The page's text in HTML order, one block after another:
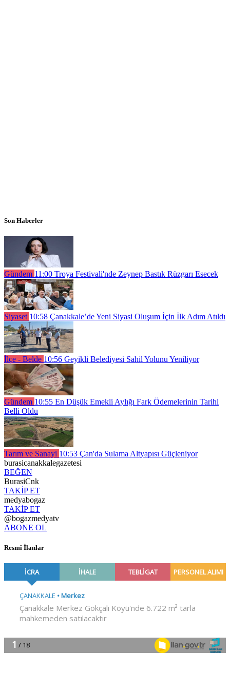
Son Haberler
Gündem 11:00 Troya Festivali'nde Zeynep Bastık Rüzgarı Esecek
Siyaset 10:58 Çanakkale’de Yeni Siyasi Oluşum İçin İlk Adım Atıldı
İlçe - Belde 10:56 Geyikli Belediyesi Sahil Yolunu Yeniliyor
Gündem 10:55 En Düşük Emekli Aylığı Fark Ödemelerinin Tarihi
Belli Oldu
Tarım ve Sanayi 10:53 Çan'da Sulama Altyapısı Güçleniyor
burasicanakkalegazetesi
BEĞEN
BurasiCnk
TAKİP ET
medyabogaz
TAKİP ET
@bogazmedyatv
ABONE OL
Resmî İlanlar